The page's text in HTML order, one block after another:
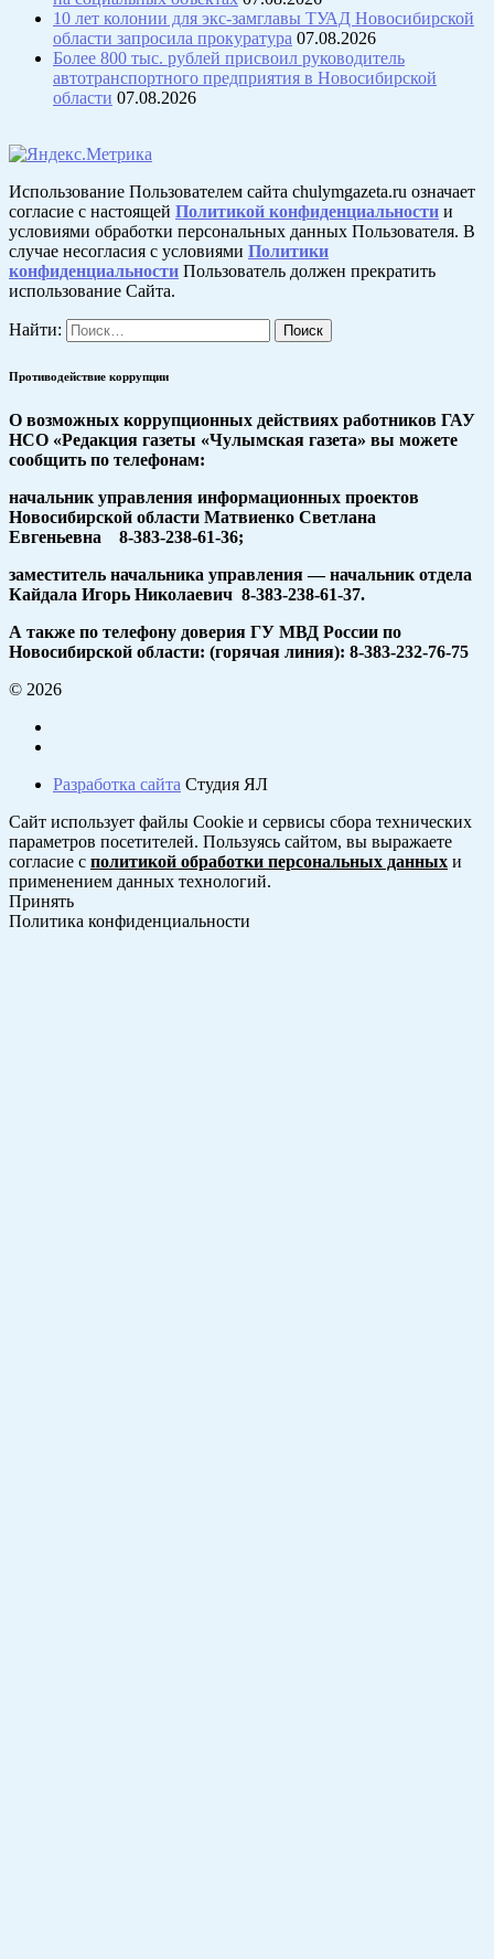
10 лет колонии для экс-замглавы ТУАД Новосибирской
области запросила прокуратура 07.08.2026
Более 800 тыс. рублей присвоил руководитель
автотранспортного предприятия в Новосибирской
области 07.08.2026
Использование Пользователем сайта chulymgazeta.ru означает
согласие с настоящей Политикой конфиденциальности и
условиями обработки персональных данных Пользователя. В
случае несогласия с условиями Политики
конфиденциальности Пользователь должен прекратить
использование Сайта.
Найти:
Противодействие коррупции
О возможных коррупционных действиях работников ГАУ
НСО «Редакция газеты «Чулымская газета» вы можете
сообщить по телефонам:
начальник управления информационных проектов
Новосибирской области Матвиенко Светлана
Евгеньевна 8-383-238-61-36;
заместитель начальника управления — начальник отдела
Кайдала Игорь Николаевич 8-383-238-61-37.
А также по телефону доверия ГУ МВД России по
Новосибирской области: (горячая линия): 8-383-232-76-75
© 2026
Разработка сайта Студия ЯЛ
Сайт использует файлы Cookie и сервисы сбора технических
параметров посетителей. Пользуясь сайтом, вы выражаете
согласие с политикой обработки персональных данных и
применением данных технологий.
Принять
Политика конфиденциальности